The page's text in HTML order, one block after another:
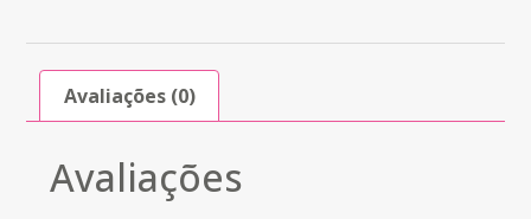
Avaliações (0)
Avaliações